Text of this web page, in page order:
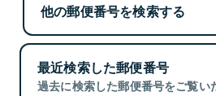
他の郵便番号を検索する
最近検索した郵便番号
過去に検索した郵便番号をご覧い